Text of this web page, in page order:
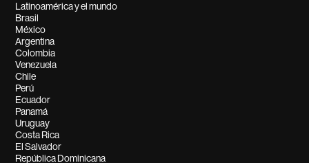
Latinoamérica y el mundo
Brasil
México
Argentina
Colombia
Venezuela
Chile
Perú
Ecuador
Panamá
Uruguay
Costa Rica
El Salvador
República Dominicana